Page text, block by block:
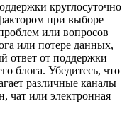
круглосуточно
при выборе
или вопросов
или потере данных,
ответ от поддержки
блога. Убедитесь, что
различные каналы
чат или электронная